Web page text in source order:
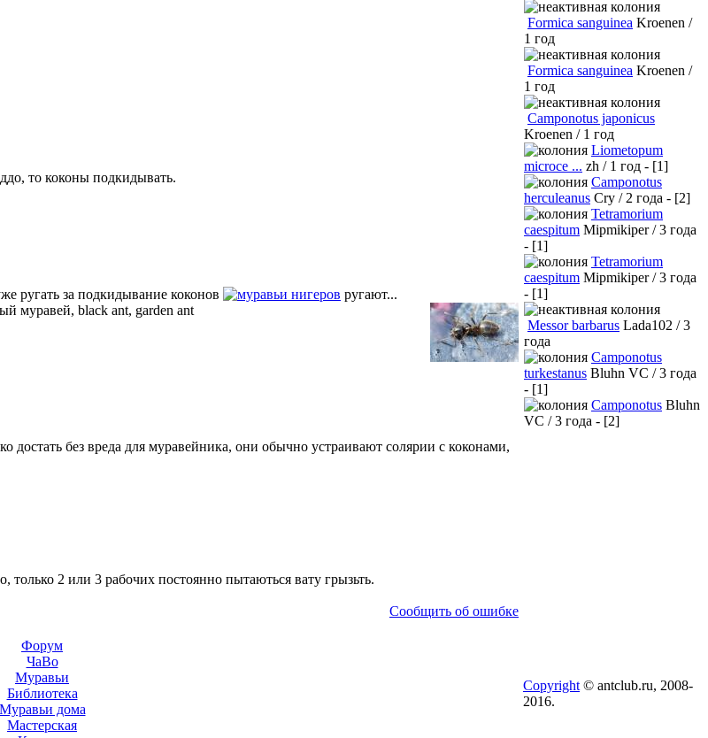
то коконы подкидывать.
ругать за подкидывание коконов
нигеров ругают...
муравей, black ant, garden ant
достать без вреда для муравейника, они обычно устраивают солярии с коконами,
2 или 3 рабочих постоянно пытаються вату грызьть.
Сообщить об ошибке
Formica sanguinea Kroenen /
1 год
Formica sanguinea Kroenen /
1 год
Camponotus japonicus
Kroenen / 1 год
Liometopum
microce ... zh / 1 год - [1]
Camponotus
herculeanus Cry / 2 года - [2]
Tetramorium
caespitum Mipmikiper / 3 года
- [1]
Tetramorium
caespitum Mipmikiper / 3 года
- [1]
Messor barbarus Lada102 / 3
года
Camponotus
turkestanus Bluhn VC / 3 года
- [1]
Camponotus Bluhn
VC / 3 года - [2]
Форум
ЧаВо
Муравьи
Библиотека
Муравьи дома
Мастерская
Copyright © antclub.ru, 2008-
2016.